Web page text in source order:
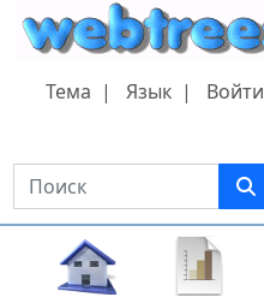
Перейти к содержанию
Поиск
Тема Язык Войти